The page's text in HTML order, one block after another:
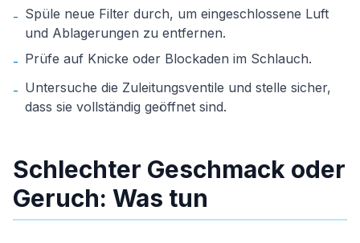
- Spüle neue Filter durch, um eingeschlossene Luft
und Ablagerungen zu entfernen.
- Prüfe auf Knicke oder Blockaden im Schlauch.
- Untersuche die Zuleitungsventile und stelle sicher,
dass sie vollständig geöffnet sind.
Schlechter Geschmack oder
Geruch: Was tun